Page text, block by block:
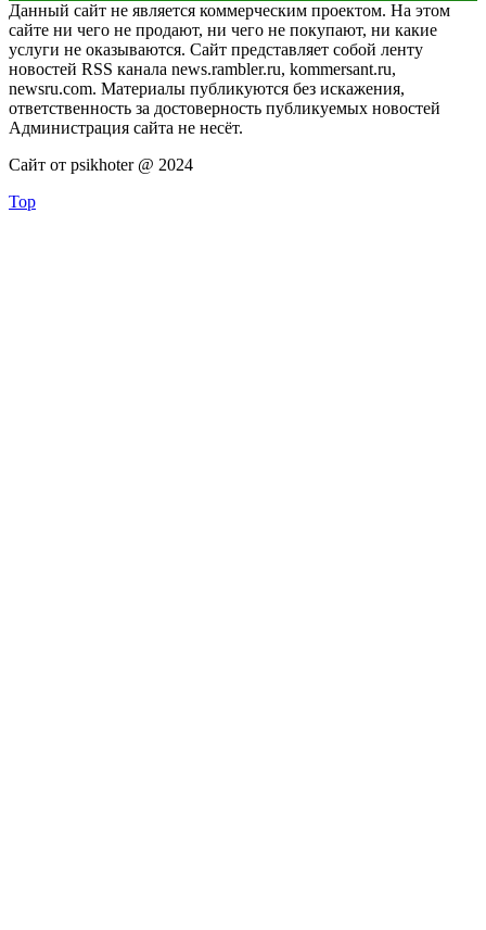
Данный сайт не является коммерческим проектом. На этом
сайте ни чего не продают, ни чего не покупают, ни какие
услуги не оказываются. Сайт представляет собой ленту
новостей RSS канала news.rambler.ru, kommersant.ru,
newsru.com. Материалы публикуются без искажения,
ответственность за достоверность публикуемых новостей
Администрация сайта не несёт.
Сайт от psikhoter @ 2024
Top